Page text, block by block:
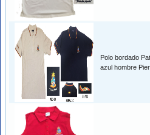
Polo bordado
azul hombre